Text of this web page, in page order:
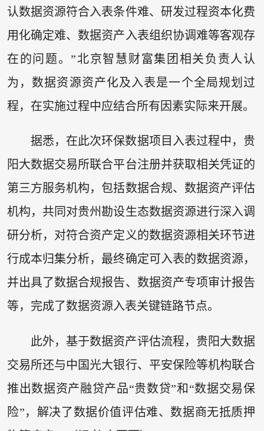
认数据资源符合入表条件难、研发过程资本化费
用化确定难、数据资产入表组织协调难等客观存
在的问题。”北京智慧财富集团相关负责人认
为，数据资源资产化及入表是一个全局规划过
程，在实施过程中应结合所有因素实际来开展。
据悉，在此次环保数据项目入表过程中，贵
阳大数据交易所联合平台注册并获取相关凭证的
第三方服务机构，包括数据合规、数据资产评估
机构，共同对贵州勘设生态数据资源进行深入调
研分析，对符合资产定义的数据资源相关环节进
行成本归集分析，最终确定可入表的数据资源，
并出具了数据合规报告、数据资产专项审计报告
等，完成了数据资源入表关键链路节点。
此外，基于数据资产评估流程，贵阳大数据
交易所还与中国光大银行、平安保险等机构联合
推出数据资产融贷产品“贵数贷”和“数据交易保
险”，解决了数据价值评估难、数据商无抵质押